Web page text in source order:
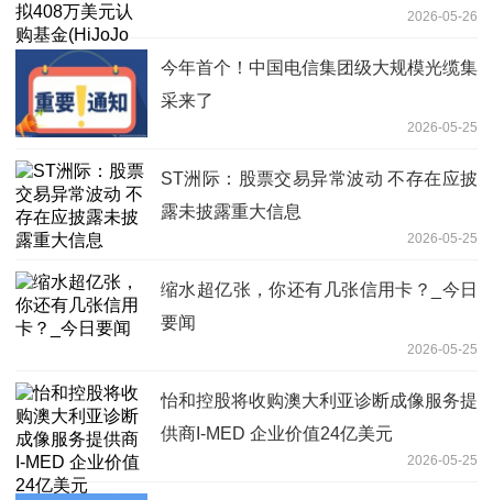
2026-05-26
今年首个！中国电信集团级大规模光缆集
采来了
2026-05-25
ST洲际：股票交易异常波动 不存在应披
露未披露重大信息
2026-05-25
缩水超亿张，你还有几张信用卡？_今日
要闻
2026-05-25
怡和控股将收购澳大利亚诊断成像服务提
供商I-MED 企业价值24亿美元
2026-05-25